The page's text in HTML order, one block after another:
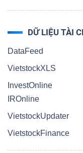
DỮ LIỆU TÀI
DataFeed
VietstockXLS
InvestOnline
IROnline
VietstockUpdater
VietstockFinance